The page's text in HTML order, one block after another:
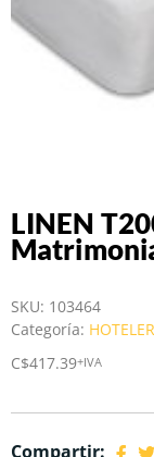
LINEN
SKU: 103464
Categoría:
C$417.39+IVA
Compartir: